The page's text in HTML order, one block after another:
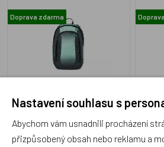
Doprava zdarma
SAT-SLP-01332-90369-10
Skladem 1 ks
2 590 Kč
SAT-
Nastavení souhlasu s
Abychom vám usnadnili procházení
přizpůsobený obsah nebo reklamu a